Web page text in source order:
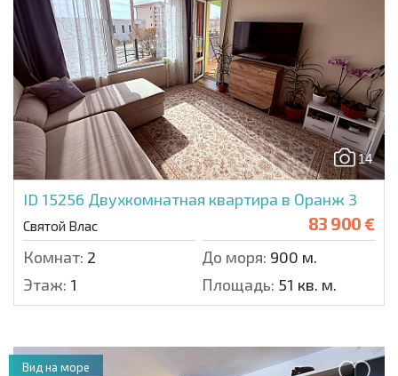
14
ID 15256 Двухкомнатная квартира в Оранж 3
Святой Влас 83 900 €
Комнат: 2 До моря: 900 м.
Этаж: 1 Площадь: 51 кв. м.
Вид на море